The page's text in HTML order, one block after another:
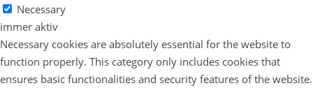
Necessary
immer aktiv
Necessary cookies are absolutely essential for the website to
function properly. This category only includes cookies that
ensures basic functionalities and security features of the website.